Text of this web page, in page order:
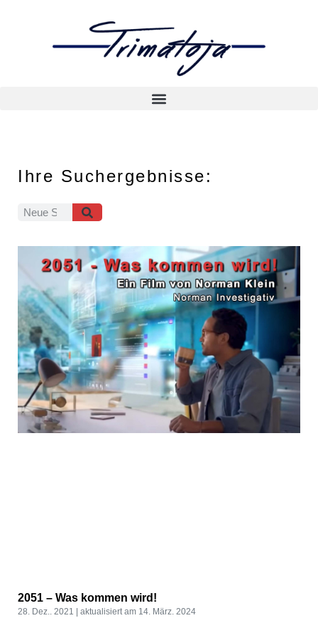
Ihre Suchergebnisse:
2051 – Was kommen wird!
28. Dez.. 2021 14. März. 2024